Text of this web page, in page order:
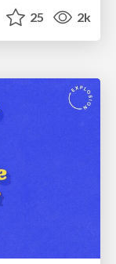
25 2k